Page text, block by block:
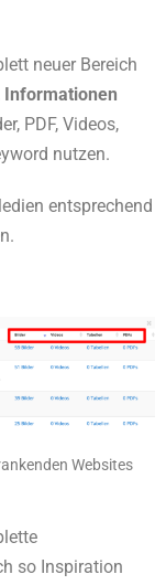
neuer Bereich
Informationen
PDF, Videos,
nutzen.
entsprechend
Websites
so Inspiration